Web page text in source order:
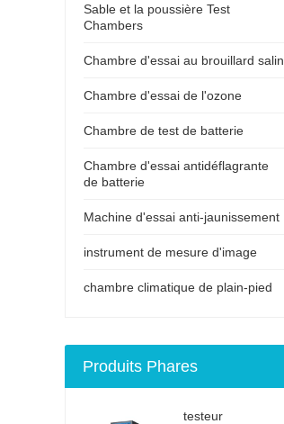
Sable et la poussière Test
Chambers
Chambre d'essai au brouillard salin
Chambre d'essai de l'ozone
Chambre de test de batterie
Chambre d'essai antidéflagrante
de batterie
Machine d'essai anti-jaunissement
instrument de mesure d'image
chambre climatique de plain-pied
Produits Phares
testeur